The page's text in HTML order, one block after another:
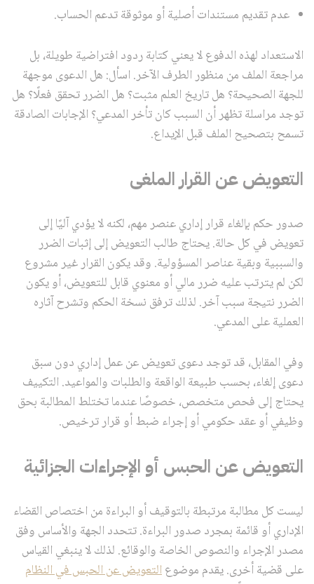
عدم تقديم مستندات أصلية أو موثوقة تدعم الحساب.
الاستعداد لهذه الدفوع لا يعني كتابة ردود افتراضية طويلة، بل
مراجعة الملف من منظور الطرف الآخر. اسأل: هل الدعوى موجهة
للجهة الصحيحة؟ هل تاريخ العلم مثبت؟ هل الضرر تحقق فعلًا؟ هل
توجد مراسلة تظهر أن السبب كان تأخر المدعي؟ الإجابات الصادقة
تسمح بتصحيح الملف قبل الإيداع.
التعويض عن القرار الملغى
صدور حكم بإلغاء قرار إداري عنصر مهم، لكنه لا يؤدي آليًا إلى
تعويض في كل حالة. يحتاج طالب التعويض إلى إثبات الضرر
والسببية وبقية عناصر المسؤولية. وقد يكون القرار غير مشروع
لكن لم يترتب عليه ضرر مالي أو معنوي قابل للتعويض، أو يكون
الضرر نتيجة سبب آخر. لذلك ترفق نسخة الحكم وتشرح آثاره
العملية على المدعي.
وفي المقابل، قد توجد دعوى تعويض عن عمل إداري دون سبق
دعوى إلغاء، بحسب طبيعة الواقعة والطلبات والمواعيد. التكييف
يحتاج إلى فحص متخصص، خصوصًا عندما تختلط المطالبة بحق
وظيفي أو عقد حكومي أو إجراء ضبط أو قرار ترخيص.
التعويض عن الحبس أو الإجراءات الجزائية
ليست كل مطالبة مرتبطة بالتوقيف أو البراءة من اختصاص القضاء
الإداري أو قائمة بمجرد صدور البراءة. تتحدد الجهة والأساس وفق
مصدر الإجراء والنصوص الخاصة والوقائع. لذلك لا ينبغي القياس
على قضية أخرى. يقدم موضوعالتعويض عن الحبس في النظام